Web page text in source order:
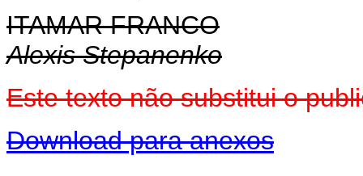
ITAMAR FRANCO
Alexis Stepanenko
Este texto não substitui o
Download para anexos